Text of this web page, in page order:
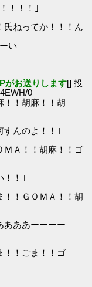
！！！｣
氏ねってか！！！ん
い
がお送りします[] 投
0
！！胡麻！！胡
んのよ！！｣
ＭＡ！！胡麻！！ゴ
！！｣
！！ＧＯＭＡ！！胡
あああーーーー
！！ごま！！ゴ